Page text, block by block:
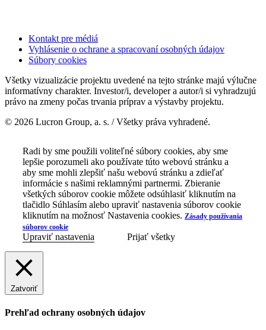
Kontakt pre médiá
Vyhlásenie o ochrane a spracovaní osobných údajov
Súbory cookies
Všetky vizualizácie projektu uvedené na tejto stránke majú výlučne
informatívny charakter. Investor/i, developer a autor/i si vyhradzujú
právo na zmeny počas trvania príprav a výstavby projektu.
© 2026 Lucron Group, a. s. / Všetky práva vyhradené.
Radi by sme použili voliteľné súbory cookies, aby sme
lepšie porozumeli ako používate túto webovú stránku a
aby sme mohli zlepšiť našu webovú stránku a zdieľať
informácie s našimi reklamnými partnermi. Zbieranie
všetkých súborov cookie môžete odsúhlasiť kliknutím na
tlačidlo Súhlasím alebo upraviť nastavenia súborov cookie
kliknutím na možnosť Nastavenia cookies. Zásady používania
súborov cookie
Upraviť nastavenia Prijať všetky
Zatvoriť
Prehľad ochrany osobných údajov